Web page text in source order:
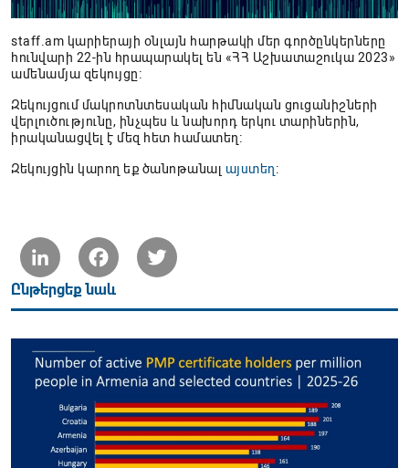
staff.am կարիերայի օնլայն հարթակի մեր գործընկերները
հունվարի 22-ին հրապարակել են «ՀՀ Աշխատաշուկա 2023»
ամենամյա զեկույցը։
Զեկույցում մակրոտնտեսական հիմնական ցուցանիշների
վերլուծությունը, ինչպես և նախորդ երկու տարիներին,
իրականացվել է մեզ հետ համատեղ։
Զեկույցին կարող եք ծանոթանալ այստեղ:
LinkedIn Facebook
Ընթերցեք նաև